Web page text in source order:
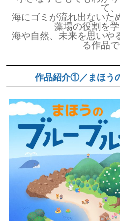
て、
海にゴミが流れ出ないた
藻場の役割を学
海や自然、未来を思いや
る作品で
作品紹介①／まほう